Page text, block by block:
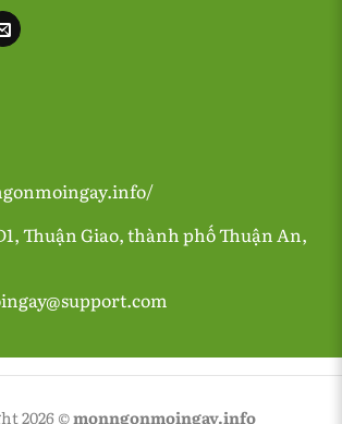
Thuận Giao, thành phố Thuận An,
2026 ©monngonmoingay.info